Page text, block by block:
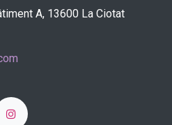
A, 13600 La Ciotat